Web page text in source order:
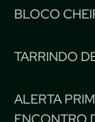
BLOCO
TARRINDO
ALERTA